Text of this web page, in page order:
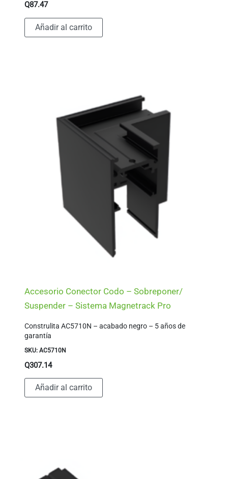
Q87.47
Añadir al carrito
Accesorio Conector Codo – Sobreponer/
Suspender – Sistema Magnetrack Pro
Construlita AC5710N – acabado negro – 5 años de
garantía
SKU: AC5710N
Q307.14
Añadir al carrito